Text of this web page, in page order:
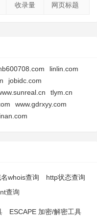
收录量 网页标题
linlin.com
jobidc.com
tlym.cn
www.gdrxyy.com
whois查询
http状态查询
查询
ESCAPE 加密/解密工具